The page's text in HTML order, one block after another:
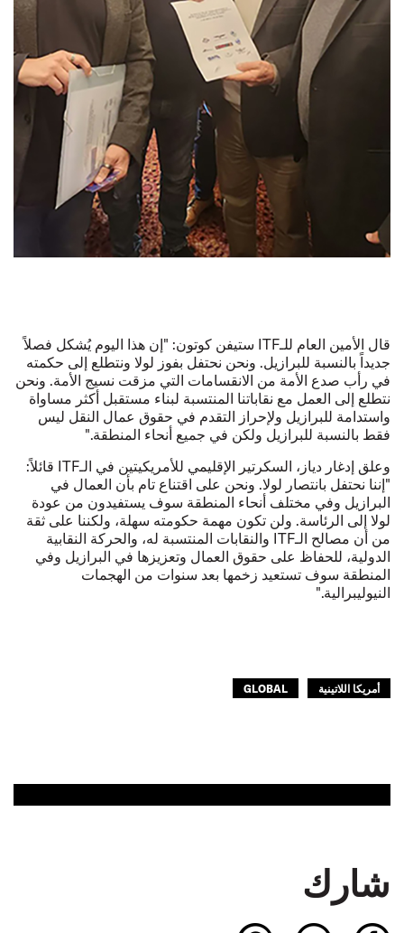
قال الأمين العام للـITF ستيفن كوتون: "إن هذا اليوم يُشكل فصلاً
جديداً بالنسبة للبرازيل. ونحن نحتفل بفوز لولا ونتطلع إلى حكمته
في رأب صدع الأمة من الانقسامات التي مزقت نسيج الأمة. ونحن
نتطلع إلى العمل مع نقاباتنا المنتسبة لبناء مستقبل أكثر مساواة
واستدامة للبرازيل ولإحراز التقدم في حقوق عمال النقل ليس
فقط بالنسبة للبرازيل ولكن في جميع أنحاء المنطقة."
وعلق إدغار دياز، السكرتير الإقليمي للأمريكيتين في الـITF قائلاً:
"إننا نحتفل بانتصار لولا. ونحن على اقتناع تام بأن العمال في
البرازيل وفي مختلف أنحاء المنطقة سوف يستفيدون من عودة
لولا إلى الرئاسة. ولن تكون مهمة حكومته سهلة، ولكننا على ثقة
من أن مصالح الـITF والنقابات المنتسبة له، والحركة النقابية
الدولية، للحفاظ على حقوق العمال وتعزيزها في البرازيل وفي
المنطقة سوف تستعيد زخمها بعد سنوات من الهجمات
النيوليبرالية."
أمريكا اللاتينية GLOBAL
شارك